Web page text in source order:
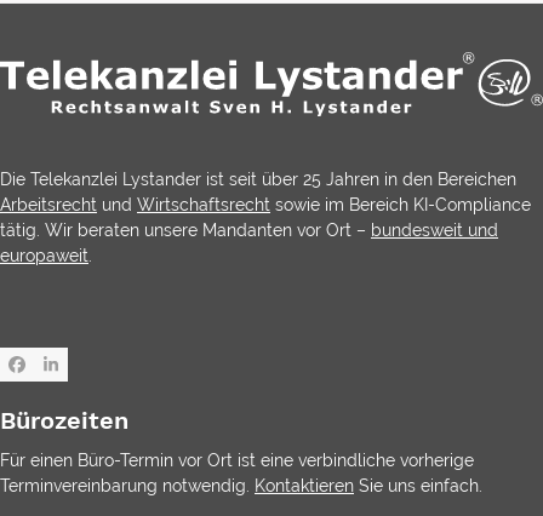
Die Telekanzlei Lystander ist seit über 25 Jahren in den Bereichen
Arbeitsrecht und Wirtschaftsrecht sowie im Bereich KI-Compliance
tätig. Wir beraten unsere Mandanten vor Ort – bundesweit und
europaweit
Facebook
LinkedIn
Bürozeiten
Für einen Büro-Termin vor Ort ist eine verbindliche vorherige
Terminvereinbarung notwendig.
Kontaktieren Sie uns einfach.